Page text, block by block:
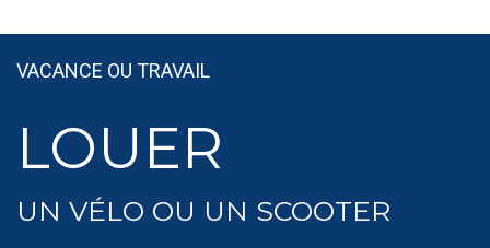
VACANCE OU TRAVAIL
LOUER
UN VÉLO OU UN SCOOTER